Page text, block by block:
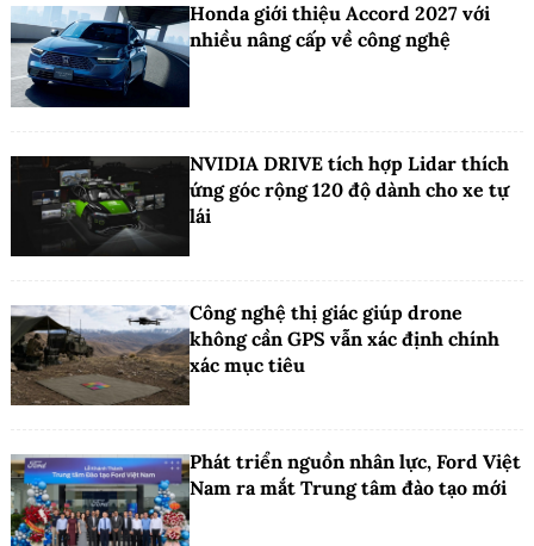
Honda giới thiệu Accord 2027 với
nhiều nâng cấp về công nghệ
NVIDIA DRIVE tích hợp Lidar thích
ứng góc rộng 120 độ dành cho xe tự
lái
Công nghệ thị giác giúp drone
không cần GPS vẫn xác định chính
xác mục tiêu
Phát triển nguồn nhân lực, Ford Việt
Nam ra mắt Trung tâm đào tạo mới